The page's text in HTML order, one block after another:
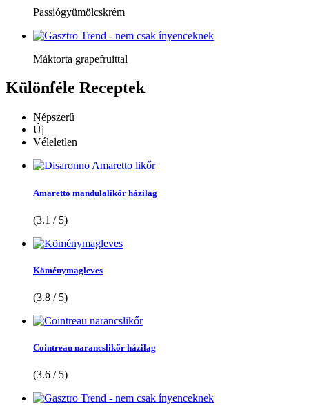
Passiógyümölcskrém
Máktorta grapefruittal
Különféle Receptek
Népszerű
Új
Véleletlen
Amaretto mandulalikőr házilag
(3.1 / 5)
Köménymagleves
(3.8 / 5)
Cointreau narancslikőr házilag
(3.6 / 5)